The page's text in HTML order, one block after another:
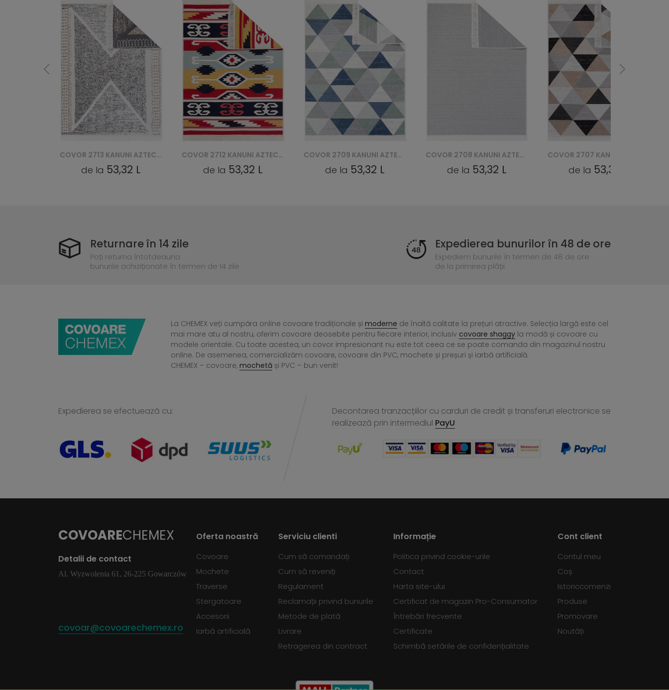
COVOR 2712 KANUNI AZTECA BAWEŁNIANY
de la 53,32 L
COVOR 2709 KANUNI AZTECA BAWEŁNIANY
de la 53,32 L
COVOR 2708 KANUNI AZTECA BAWEŁNIANY
de la 53,32 L
COVOR 2707 KANUNI AZTECA BAWEŁNIANY
de la 53,32 L de la 53,32 L
Returnare în 14 zile
Poți returna întotdeauna
bunurile achiziționate în termen de 14 zile
Expedierea bunurilor în 48 de ore
Expediem bunurile în termen de 48 de ore
de la primirea plății
La CHEMEX veți cumpăra online covoare tradiționale și moderne de înaltă calitate la prețuri atractive. Selecția largă este cel
mai mare atu al nostru, oferim covoare deosebite pentru fiecare interior, inclusiv covoare shaggy la modă și covoare cu
modele orientale. Cu toate acestea, un covor impresionant nu este tot ceea ce se poate comanda din magazinul nostru
online. De asemenea, comercializăm covoare, covoare din PVC, mochete și preșuri și iarbă artificială.
CHEMEX – covoare, mochetă și PVC – bun venit!
Expedierea se efectuează cu:
Decontarea tranzacțiilor cu carduri de credit și transferuri electronice se
realizează prin intermediul PayU
COVOARECHEMEX
Detalii de contact
Al. Wyzwolenia 61, 26-225 Gowarczów
covoar@covoarechemex.ro
Oferta noastră
Covoare
Mochete
Traverse
Stergatoare
Accesorii
Iarbă artificială
Serviciu clienti
Cum să comandați
Cum să reveniți
Regulament
Reclamații privind bunurile
Metode de plată
Livrare
Retragerea din contract
Informație
Politica privind cookie-urile
Contact
Harta site-ului
Certificat de magazin Pro-Consumator
Întrebări frecvente
Certificate
Schimbă setările de confidențialitate
Cont client
Contul meu
Coș
Istoriccomenzi
Produse
Promovare
Noutăți